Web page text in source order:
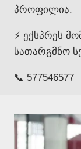
პროფილია.
⚡ ექსპრეს
სათარგმნო
📞 577546577